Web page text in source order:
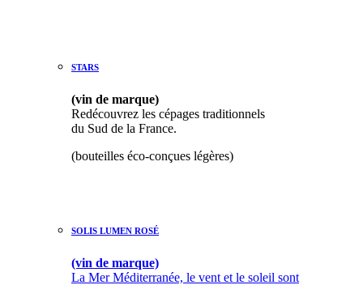
STARS
(vin de marque)
Redécouvrez les cépages traditionnels
du Sud de la France.
(bouteilles éco-conçues légères)
SOLIS LUMEN ROSÉ
(vin de marque)
La Mer Méditerranée, le vent et le soleil sont